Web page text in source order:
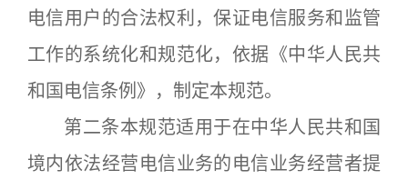
电信用户的合法权利，保证电信服务和监管
工作的系统化和规范化，依据《中华人民共
和国电信条例》，制定本规范。
第二条本规范适用于在中华人民共和国
境内依法经营电信业务的电信业务经营者提